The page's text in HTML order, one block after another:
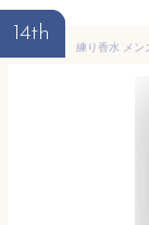
14th